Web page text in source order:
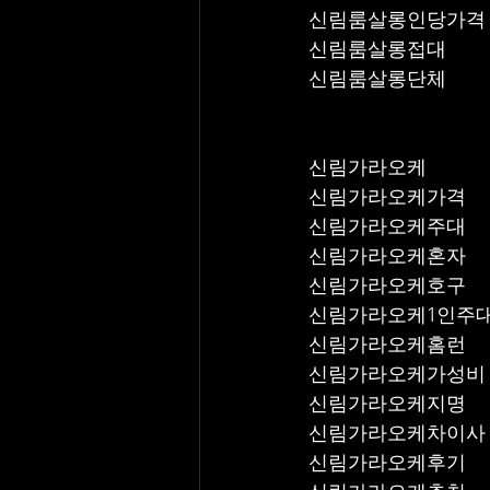
신림룸살롱인당가격
신림룸살롱접대
신림룸살롱단체
신림가라오케
신림가라오케가격
신림가라오케주대
신림가라오케혼자
신림가라오케호구
신림가라오케1인주
신림가라오케홈런
신림가라오케가성비
신림가라오케지명
신림가라오케차이사
신림가라오케후기